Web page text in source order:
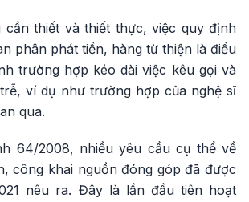
cần thiết và thiết thực, việc quy định
phân phát tiền, hàng từ thiện là điều
trường hợp kéo dài việc kêu gọi và
ví dụ như trường hợp của nghệ sĩ
qua.
64/2008, nhiều yêu cầu cụ thể về
công khai nguồn đóng góp đã được
nêu ra. Đây là lần đầu tiên hoạt